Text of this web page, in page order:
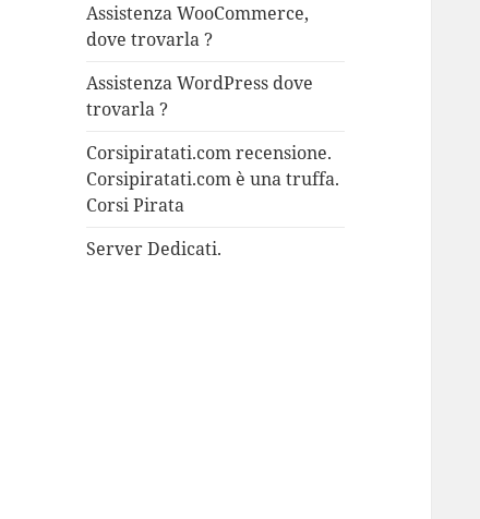
Assistenza WooCommerce,
dove trovarla ?
Assistenza WordPress dove
trovarla ?
Corsipiratati.com recensione.
Corsipiratati.com è una truffa.
Corsi Pirata
Server Dedicati.